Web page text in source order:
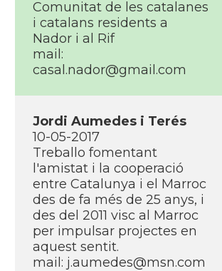
Comunitat de les catalanes
i catalans residents a
Nador i al Rif
mail:
casal.nador@gmail.com
Jordi Aumedes i Terés
10-05-2017
Treballo fomentant
l'amistat i la cooperació
entre Catalunya i el Marroc
des de fa més de 25 anys, i
des del 2011 visc al Marroc
per impulsar projectes en
aquest sentit.
mail: j.aumedes@msn.com